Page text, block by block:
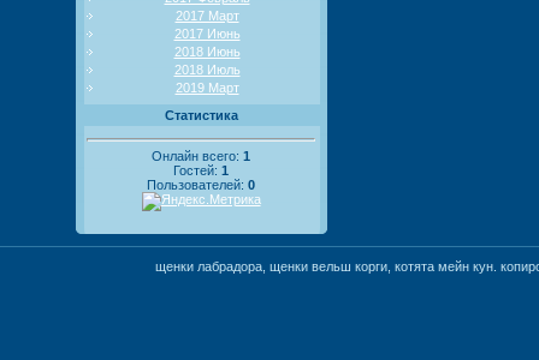
2017 Март
2017 Июнь
2018 Июнь
2018 Июль
2019 Март
Статистика
Онлайн всего: 1
Гостей: 1
Пользователей: 0
щенки лабрадора, щенки вельш корги, котята мейн кун.